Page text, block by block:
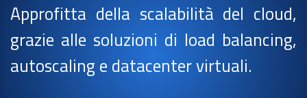
Approfitta della scalabilità del cloud,
grazie alle soluzioni di load balancing,
autoscaling e datacenter virtuali.